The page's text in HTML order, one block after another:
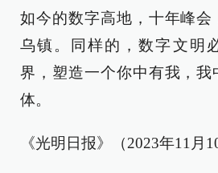
如今的数字高地，十年峰会
乌镇。同样的，数字文明
界，塑造一个你中有我，我
体。
《光明日报》（2023年11月